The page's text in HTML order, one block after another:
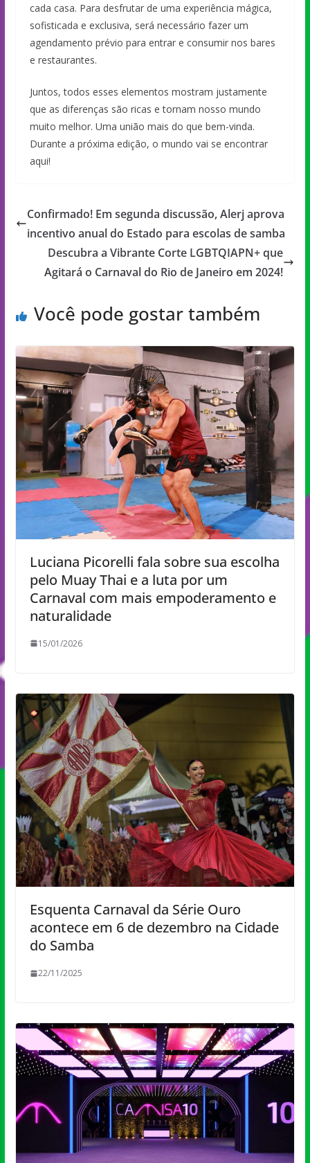
cada casa. Para desfrutar de uma experiência mágica,
sofisticada e exclusiva, será necessário fazer um
agendamento prévio para entrar e consumir nos bares
e restaurantes.
Juntos, todos esses elementos mostram justamente
que as diferenças são ricas e tornam nosso mundo
muito melhor. Uma união mais do que bem-vinda.
Durante a próxima edição, o mundo vai se encontrar
aqui!
Confirmado! Em segunda discussão, Alerj aprova
incentivo anual do Estado para escolas de samba
Descubra a Vibrante Corte LGBTQIAPN+ que
Agitará o Carnaval do Rio de Janeiro em 2024!
Você pode gostar também
Luciana Picorelli fala sobre sua escolha
pelo Muay Thai e a luta por um
Carnaval com mais empoderamento e
naturalidade
15/01/2026
Esquenta Carnaval da Série Ouro
acontece em 6 de dezembro na Cidade
do Samba
22/11/2025